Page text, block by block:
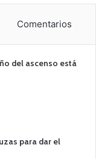
Comentarios
del ascenso está
para dar el